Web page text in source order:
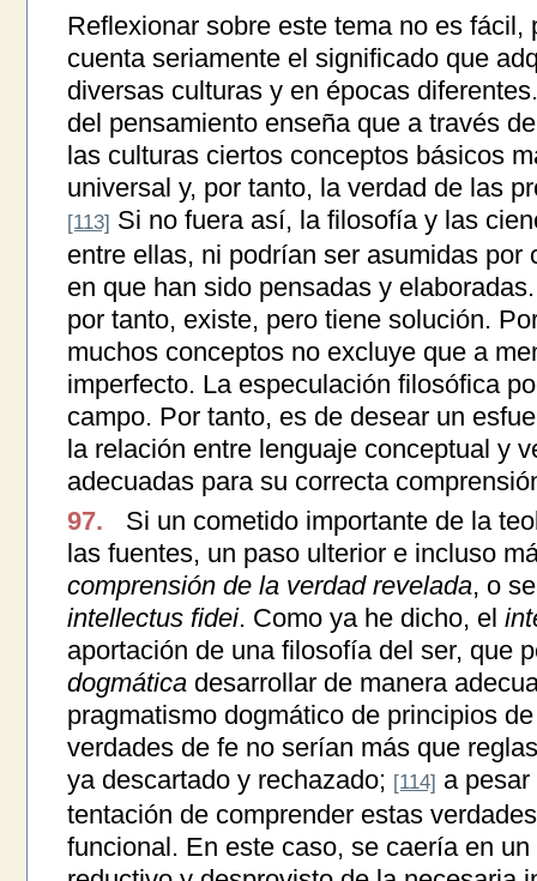
Reflexionar sobre este tema no es fácil,
cuenta seriamente el significado que
diversas culturas y en épocas
del pensamiento enseña que a través
las culturas ciertos conceptos básicos
universal y, por tanto, la verdad de las
[113] Si no fuera así, la filosofía y las
entre ellas, ni podrían ser asumidas por
en que han sido pensadas y
por tanto, existe, pero tiene solución.
muchos conceptos no excluye que a
imperfecto. La especulación filosófica
campo. Por tanto, es de desear un
la relación entre lenguaje conceptual y
adecuadas para su correcta
97.
Si un cometido importante de la
las fuentes, un paso ulterior e incluso
comprensión de la verdad revelada, o
intellectus fidei. Como ya he dicho, el
aportación de una filosofía del ser, que
dogmáticadesarrollar de manera
pragmatismo dogmático de principios
verdades de fe no serían más que
ya descartado y rechazado; [114] a
tentación de comprender estas
funcional. En este caso, se caería en